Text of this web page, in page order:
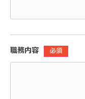
職務内容 必須